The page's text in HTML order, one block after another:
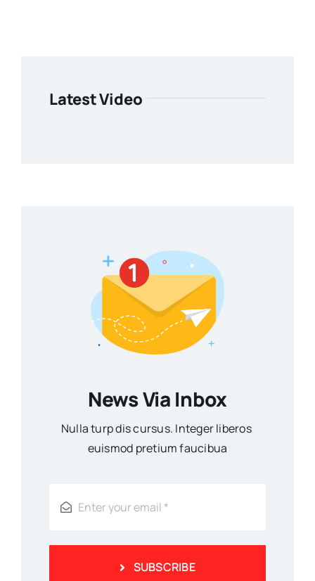
Latest Video
News Via Inbox
Nulla turp dis cursus. Integer liberos
euismod pretium faucibua
SUBSCRIBE